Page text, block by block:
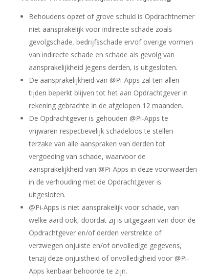
Behoudens opzet of grove schuld is Opdrachtnemer
niet aansprakelijk voor indirecte schade zoals
gevolgschade, bedrijfsschade en/of overige vormen
van indirecte schade en schade als gevolg van
aansprakelijkheid jegens derden, is uitgesloten.
De aansprakelijkheid van @Pi-Apps zal ten allen
tijden beperkt blijven tot het aan Opdrachtgever in
rekening gebrachte in de afgelopen 12 maanden.
De Opdrachtgever is gehouden @Pi-Apps te
vrijwaren respectievelijk schadeloos te stellen
terzake van alle aanspraken van derden tot
vergoeding van schade, waarvoor de
aansprakelijkheid van @Pi-Apps in deze voorwaarden
in de verhouding met de Opdrachtgever is
uitgesloten.
@Pi-Apps is niet aansprakelijk voor schade, van
welke aard ook, doordat zij is uitgegaan van door de
Opdrachtgever en/of derden verstrekte of
verzwegen onjuiste en/of onvolledige gegevens,
tenzij deze onjuistheid of onvolledigheid voor @Pi-
Apps kenbaar behoorde te zijn.